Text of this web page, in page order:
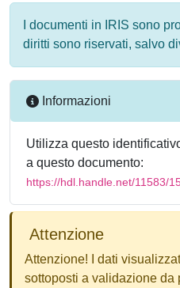
I documenti in IRIS sono
diritti sono riservati, salvo
Informazioni
Utilizza questo
a questo documento:
https://hdl.handle.net/11583/
Attenzione
Attenzione! I dati
sottoposti a validazione da